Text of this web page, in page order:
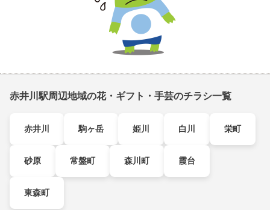
赤井川駅周辺地域の花・ギフト・手芸のチラシ一覧
赤井川 駒ヶ岳 姫川 白川 栄町
砂原 常盤町 森川町 霞台
東森町